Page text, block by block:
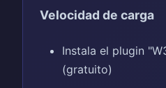
Velocidad de carga
Instala el plugin
(gratuito)